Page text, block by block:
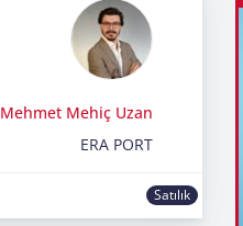
Mehmet Mehiç Uzan
ERA PORT
Satılık